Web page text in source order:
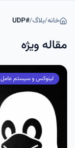
خانه/بلاگ/
#
UDP
مقاله ویژه
لینوکس و سیستم عامل